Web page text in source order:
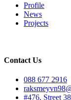
Profile
News
Projects
Contact Us
088 677 2916
#476, Street